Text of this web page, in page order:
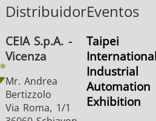
Distribuidor
CEIA S.p.A. -
Vicenza
Mr. Andrea
Bertizzolo
Via Roma, 1/1
Eventos
Taipei
Industrial
Automation
Exhibition